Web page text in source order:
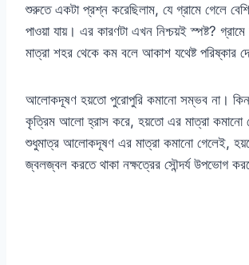
শুরুতে একটা প্রশ্ন করেছিলাম, যে গ্রামে গেলে
পাওয়া যায়। এর কারণটা এখন নিশ্চয়ই স্পষ্ট?
মাত্রা শহর থেকে কম বলে আকাশ যথেষ্ট পরিষ্কার
আলোকদূষণ হয়তো পুরোপুরি কমানো সম্ভব না।
কৃত্রিম আলো হ্রাস করে, হয়তো এর মাত্রা কমানো
শুধুমাত্র আলোকদূষণ এর মাত্রা কমানো গেলেই,
জ্বলজ্বল করতে থাকা নক্ষত্রের সৌন্দর্য উপভোগ